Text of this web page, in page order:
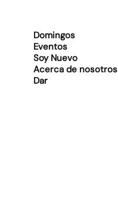
Domingos
Eventos
Soy Nuevo
Acerca de nosotros
Dar